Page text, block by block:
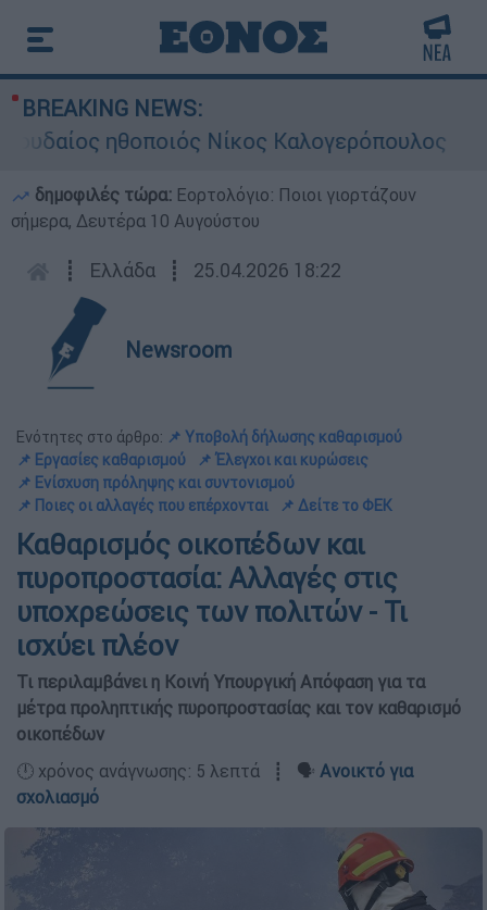
BREAKING NEWS:
ηθοποιός Νίκος Καλογερόπουλος
δημοφιλές τώρα: Εορτολόγιο: Ποιοι γιορτάζουν
σήμερα, Δευτέρα 10 Αυγούστου
┋ Ελλάδα ┋ 25.04.2026 18:22
Newsroom
Ενότητες στο άρθρο: 📌 Υποβολή δήλωσης καθαρισμού
📌 Εργασίες καθαρισμού
📌 Έλεγχοι και κυρώσεις
📌 Ενίσχυση πρόληψης και συντονισμού
📌 Ποιες οι αλλαγές που επέρχονται
📌 Δείτε το ΦΕΚ
Καθαρισμός οικοπέδων και
πυροπροστασία: Αλλαγές στις
υποχρεώσεις των πολιτών - Τι
ισχύει πλέον
Τι περιλαμβάνει η Κοινή Υπουργική Απόφαση για τα
μέτρα προληπτικής πυροπροστασίας και τον καθαρισμό
οικοπέδων
🕛 χρόνος ανάγνωσης: 5 λεπτά ┋ 🗣️ Ανοικτό για
σχολιασμό